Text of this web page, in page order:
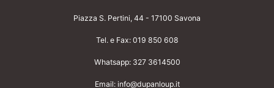
Piazza S. Pertini, 44 - 17100 Savona
Tel. e Fax: 019 850 608
Whatsapp: 327 3614500
Email: info@dupanloup.it